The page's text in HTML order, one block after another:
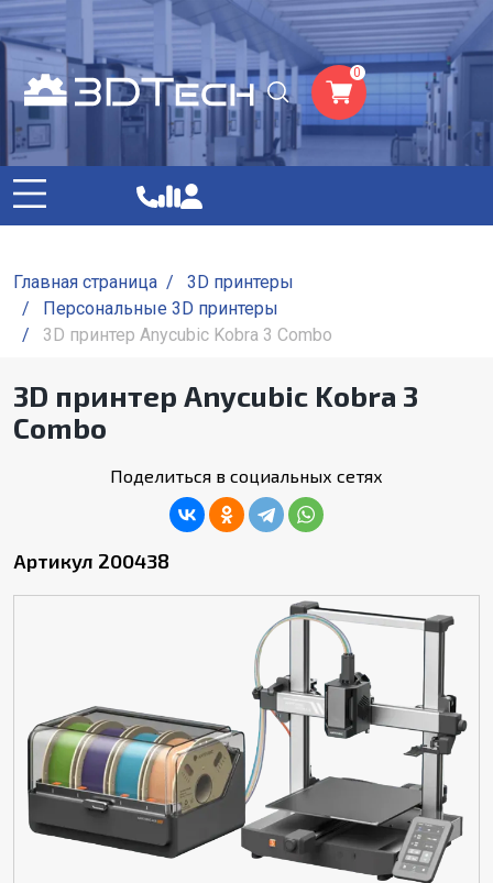
0
Главная страница /
3D принтеры
/
Персональные 3D принтеры
/
3D принтер Anycubic Kobra 3 Combo
3D принтер Anycubic Kobra 3
Combo
Поделиться в социальных сетях
Артикул 200438